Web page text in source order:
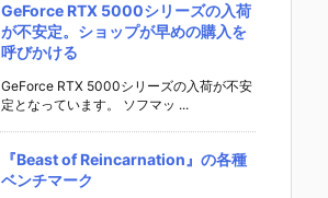
GeForce RTX 5000シリーズの入荷
が不安定。ショップが早めの購入を
呼びかける
GeForce RTX 5000シリーズの入荷が不安
定となっています。 ソフマッ ...
『Beast of Reincarnation』の各種
ベンチマーク